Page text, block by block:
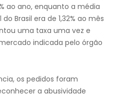
ao ano, enquanto a média
Brasil era de 1,32% ao mês
uma taxa uma vez e
indicada pelo órgão
os pedidos foram
a abusividade